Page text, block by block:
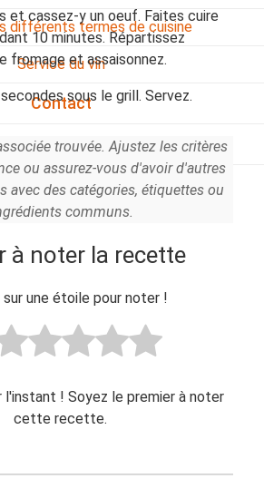
différents termes de cuisine
Service du vin
Contact
Mes livres
de cookies (UE)
et cassez-y un oeuf. Faites cuire
10 minutes. Répartissez
fromage et assaisonnez.
sous le grill. Servez.
trouvée. Ajustez les critères
ou assurez-vous d'avoir d'autres
avec des catégories, étiquettes ou
communs.
à noter la recette
sur une étoile pour noter !
l'instant ! Soyez le premier à noter
cette recette.